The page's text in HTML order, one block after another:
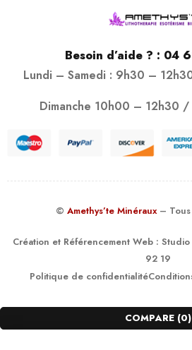
Besoin d’aide ? : 04
Lundi – Samedi : 9h30 –
Dimanche 10h00 – 12h30
© Amethys’te Minéraux –
Création et Référencement Web :
92 19
Politique de confidentialité
COMPARE (0)